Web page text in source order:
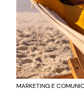
MARKETING E